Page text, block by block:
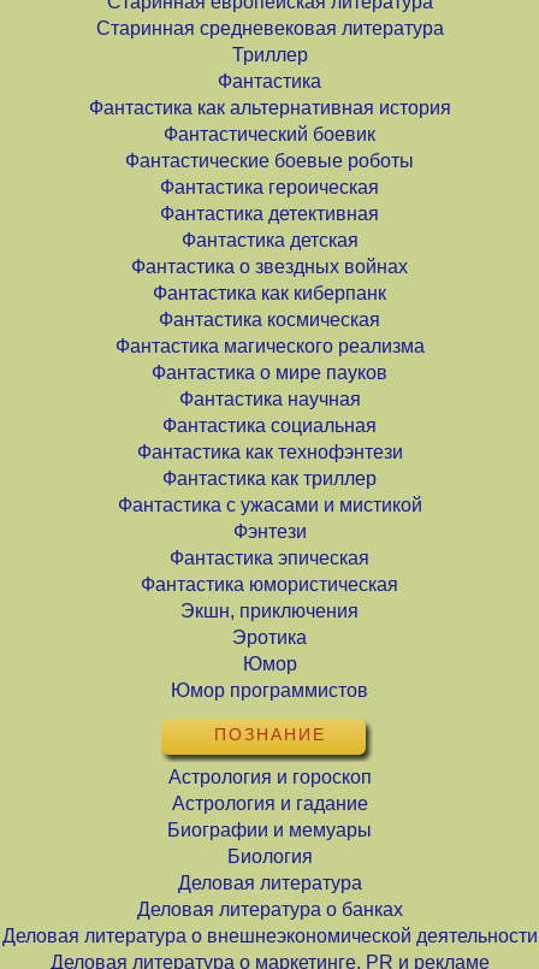
Старинная средневековая литература
Триллер
Фантастика
Фантастика как альтернативная история
Фантастический боевик
Фантастические боевые роботы
Фантастика героическая
Фантастика детективная
Фантастика детская
Фантастика о звездных войнах
Фантастика как киберпанк
Фантастика космическая
Фантастика магического реализма
Фантастика о мире пауков
Фантастика научная
Фантастика социальная
Фантастика как технофэнтези
Фантастика как триллер
Фантастика с ужасами и мистикой
Фэнтези
Фантастика эпическая
Фантастика юмористическая
Экшн, приключения
Эротика
Юмор
Юмор программистов
ПОЗНАНИЕ
Астрология и гороскоп
Астрология и гадание
Биографии и мемуары
Биология
Деловая литература
Деловая литература о банках
Деловая литература о внешнеэкономической деятельности
Деловая литература о маркетинге, PR и рекламе